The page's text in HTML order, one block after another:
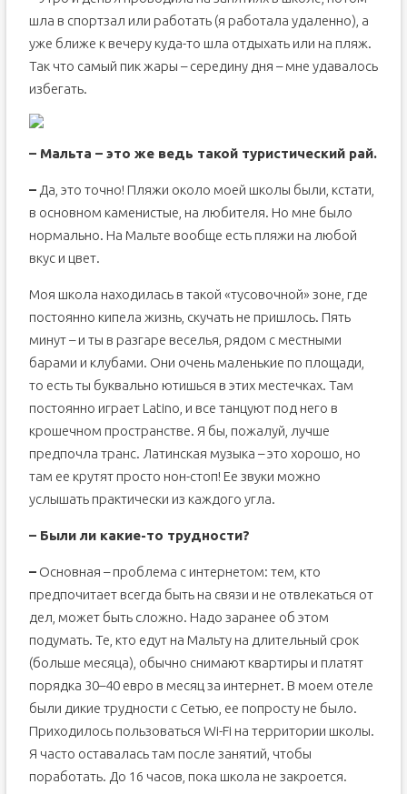
шла в спортзал или работать (я работала удаленно), а
уже ближе к вечеру куда-то шла отдыхать или на пляж.
Так что самый пик жары – середину дня – мне удавалось
избегать.
– Мальта – это же ведь такой туристический рай.
–Да, это точно! Пляжи около моей школы были, кстати,
в основном каменистые, на любителя. Но мне было
нормально. На Мальте вообще есть пляжи на любой
вкус и цвет.
Моя школа находилась в такой «тусовочной» зоне, где
постоянно кипела жизнь, скучать не пришлось. Пять
минут – и ты в разгаре веселья, рядом с местными
барами и клубами. Они очень маленькие по площади,
то есть ты буквально ютишься в этих местечках. Там
постоянно играет Latino, и все танцуют под него в
крошечном пространстве. Я бы, пожалуй, лучше
предпочла транс. Латинская музыка – это хорошо, но
там ее крутят просто нон-стоп! Ее звуки можно
услышать практически из каждого угла.
– Были ли какие-то трудности?
–Основная – проблема с интернетом: тем, кто
предпочитает всегда быть на связи и не отвлекаться от
дел, может быть сложно. Надо заранее об этом
подумать. Те, кто едут на Мальту на длительный срок
(больше месяца), обычно снимают квартиры и платят
порядка 30–40 евро в месяц за интернет. В моем отеле
были дикие трудности с Сетью, ее попросту не было.
Приходилось пользоваться Wi-Fi на территории школы.
Я часто оставалась там после занятий, чтобы
поработать. До 16 часов, пока школа не закроется.